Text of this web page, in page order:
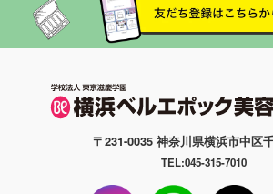
〒231-0035 神奈川県横浜市中区
TEL:045-315-7010